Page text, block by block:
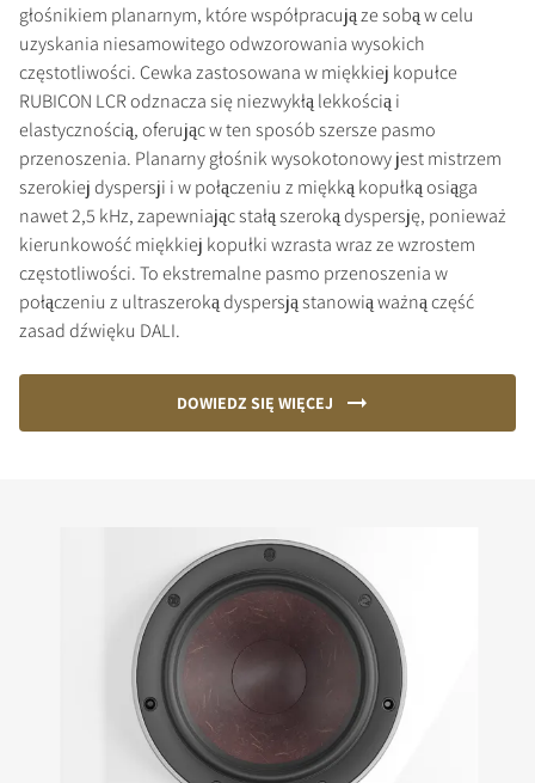
głośnikiem planarnym, które współpracują ze sobą w celu
uzyskania niesamowitego odwzorowania wysokich
częstotliwości. Cewka zastosowana w miękkiej kopułce
RUBICON LCR odznacza się niezwykłą lekkością i
elastycznością, oferując w ten sposób szersze pasmo
przenoszenia. Planarny głośnik wysokotonowy jest mistrzem
szerokiej dyspersji i w połączeniu z miękką kopułką osiąga
nawet 2,5 kHz, zapewniając stałą szeroką dyspersję, ponieważ
kierunkowość miękkiej kopułki wzrasta wraz ze wzrostem
częstotliwości. To ekstremalne pasmo przenoszenia w
połączeniu z ultraszeroką dyspersją stanowią ważną część
zasad dźwięku DALI.
DOWIEDZ SIĘ WIĘCEJ